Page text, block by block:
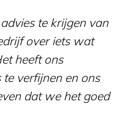
te krijgen van
over iets wat
heeft ons
te verfijnen en ons
dat we het goed